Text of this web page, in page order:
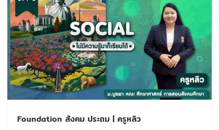
Foundation สังคม ประถม | ครูหลิว